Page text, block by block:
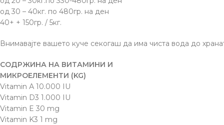
од 30 – 40кг. по 480гр. на ден
40+ + 150гр. / 5кг.
Внимавајте вашето куче секогаш да има чиста вода до
СОДРЖИНА НА ВИТАМИНИ И
МИКРОЕЛЕМЕНТИ (KG)
Vitamin А 10.000 IU
Vitamin D3 1.000 IU
Vitamin E 30 mg
Vitamin K3 1 mg